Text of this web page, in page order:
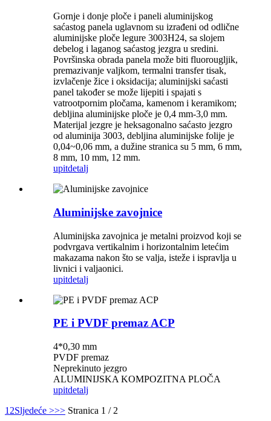
Gornje i donje ploče i paneli aluminijskog
saćastog panela uglavnom su izrađeni od odlične
aluminijske ploče legure 3003H24, sa slojem
debelog i laganog saćastog jezgra u sredini.
Površinska obrada panela može biti fluorougljik,
premazivanje valjkom, termalni transfer tisak,
izvlačenje žice i oksidacija; aluminijski saćasti
panel također se može lijepiti i spajati s
vatrootpornim pločama, kamenom i keramikom;
debljina aluminijske ploče je 0,4 mm-3,0 mm.
Materijal jezgre je heksagonalno saćasto jezgro
od aluminija 3003, debljina aluminijske folije je
0,04~0,06 mm, a dužine stranica su 5 mm, 6 mm,
8 mm, 10 mm, 12 mm.
upitdetalj
Aluminijske zavojnice
Aluminijska zavojnica je metalni proizvod koji se
podvrgava vertikalnim i horizontalnim letećim
makazama nakon što se valja, isteže i ispravlja u
livnici i valjaonici.
upitdetalj
PE i PVDF premaz ACP
4*0,30 mm
PVDF premaz
Neprekinuto jezgro
ALUMINIJSKA KOMPOZITNA PLOČA
upitdetalj
1 2Sljedeće >>> Stranica 1 / 2